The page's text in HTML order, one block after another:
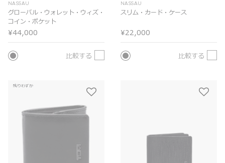
NASSAU
グローバル・ウォレット・ウィズ・
コイン・ポケット
¥44,000
比較する
NASSAU
スリム・カード・ケース
¥22,000
比較する
残りわずか